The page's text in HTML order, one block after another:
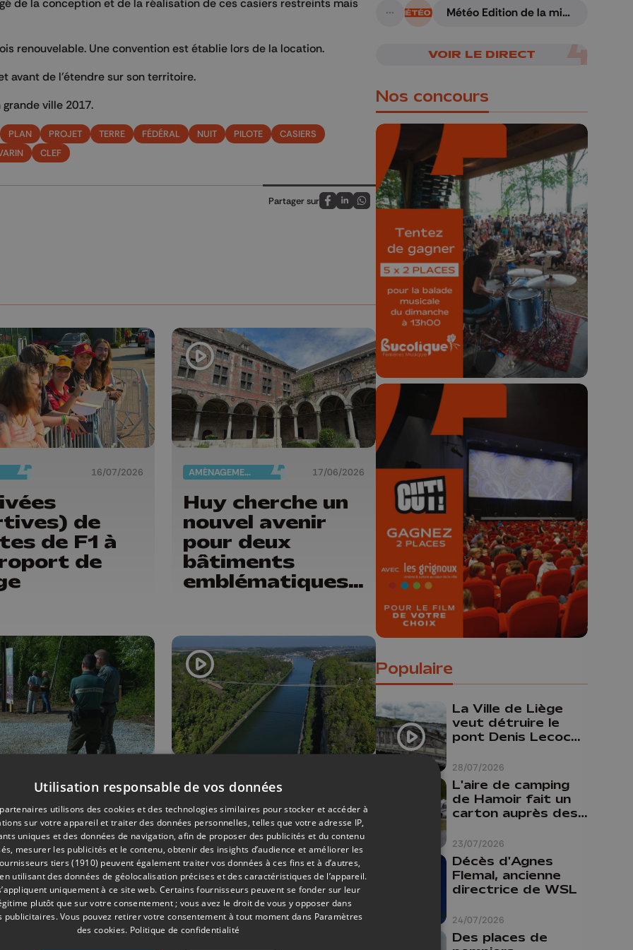
de la conception et de la réalisation de ces casiers restreints mais
renouvelable. Une convention est établie lors de la location.
avant de l'étendre sur son territoire.
ville 2017.
PLAN PROJET TERRE FÉDÉRAL NUIT PILOTE
CASIERS
CLEF
Partager sur
Partagez sur FaceBook
Partagez sur LinkedIn
Partagez sur Whatsapp
16/07/2026
de
de F1 à
de
AMÉNAGEMENT DU TERRITOIRE 17/06/2026
Huy cherche un
nouvel avenir
pour deux
bâtiments
emblématiques
de
ouvre au
: un site
haute
EVÈNEMENTS
La passerelle de
Caster à 55m de
haut pour relier
Bassenge à Visé
et Maastricht
A suivre
Météo Edition de la mi-
VOIR LE DIRECT
Nos concours
🎁 Gagnez 5x2
places pour le
Bucolique Ferrières
Festival 🌿🎶
Concours valable jusqu'au 9 août,
23h59.
🎬 Concours CUT x
Les Grignoux ✨
Concours permanent - 2 places à
gagner chaque semaine !
Populaire
28/07/2026
La Ville de Liège
veut détruire le
pont Denis Lecocq
budget pour le
faire
23/07/2026
L'aire de camping
de Hamoir fait un
carton auprès des
24/07/2026
Décès d'Agnes
Flemal, ancienne
directrice de WSL
Des places de
Utilisation responsable de vos données
utilisons des cookies et des technologies similaires pour stocker et accéder à
sur votre appareil et traiter des données personnelles, telles que votre adresse IP,
uniques et des données de navigation, afin de proposer des publicités et du contenu
mesurer les publicités et le contenu, obtenir des insights d’audience et améliorer les
tiers (1910) peuvent également traiter vos données à ces fins et à d’autres,
utilisant des données de géolocalisation précises et des caractéristiques de l’appareil.
uniquement à ce site web. Certains fournisseurs peuvent se fonder sur leur
plutôt que sur votre consentement ; vous avez le droit de vous y opposer dans
publicitaires. Vous pouvez retirer votre consentement à tout moment dans Paramètres
des cookies. Politique de confidentialité